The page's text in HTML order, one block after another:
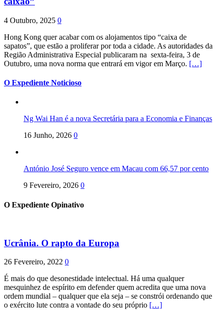
4 Outubro, 2025 0
Hong Kong quer acabar com os alojamentos tipo “caixa de
sapatos”, que estão a proliferar por toda a cidade. As autoridades da
Região Administrativa Especial publicaram na sexta-feira, 3 de
Outubro, uma nova norma que entrará em vigor em Março. […]
O Expediente Noticioso
Ng Wai Han é a nova Secretária para a Economia e Finanças
16 Junho, 2026 0
António José Seguro vence em Macau com 66,57 por cento
9 Fevereiro, 2026 0
O Expediente Opinativo
Ucrânia. O rapto da Europa
26 Fevereiro, 2022 0
É mais do que desonestidade intelectual. Há uma qualquer
mesquinhez de espírito em defender quem acredita que uma nova
ordem mundial – qualquer que ela seja – se constrói ordenando que
o exército lute contra a vontade do seu próprio […]